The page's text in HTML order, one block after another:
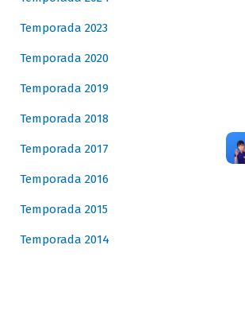
Temporada 2023
Temporada 2020
Temporada 2019
Temporada 2018
Temporada 2017
Temporada 2016
Temporada 2015
Temporada 2014